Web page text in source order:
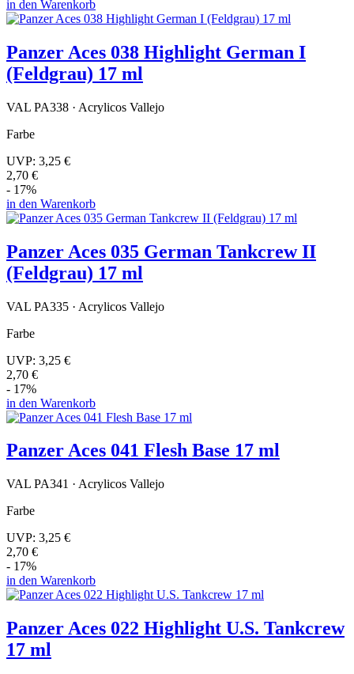
in den Warenkorb
Panzer Aces 038 Highlight German I
(Feldgrau) 17 ml
VAL PA338 · Acrylicos Vallejo
Farbe
UVP: 3,25 €
2,70 €
- 17%
in den Warenkorb
Panzer Aces 035 German Tankcrew II
(Feldgrau) 17 ml
VAL PA335 · Acrylicos Vallejo
Farbe
UVP: 3,25 €
2,70 €
- 17%
in den Warenkorb
Panzer Aces 041 Flesh Base 17 ml
VAL PA341 · Acrylicos Vallejo
Farbe
UVP: 3,25 €
2,70 €
- 17%
in den Warenkorb
Panzer Aces 022 Highlight U.S. Tankcrew
17 ml